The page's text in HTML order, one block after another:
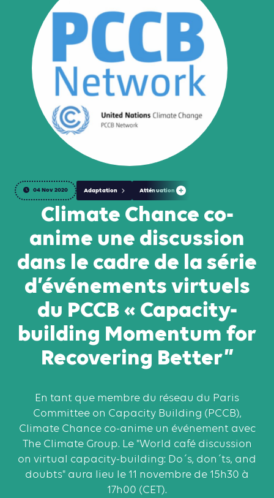
04 Nov 2020 Adaptation Atténuation
Climate Chance co-
anime une discussion
dans le cadre de la série
d’événements virtuels
du PCCB « Capacity-
building Momentum for
Recovering Better”
En tant que membre du réseau du Paris
Committee on Capacity Building (PCCB),
Climate Chance co-anime un événement avec
The Climate Group. Le "World café discussion
on virtual capacity-building: Do´s, don´ts, and
doubts" aura lieu le 11 novembre de 15h30 à
17h00 (CET).